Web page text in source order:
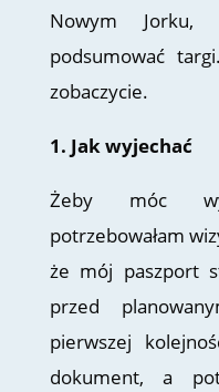
Nowym
podsumować
zobaczycie.
1. Jak wyjechać
Żeby móc
potrzebowałam
że mój paszport
przed
pierwszej
dokument, a